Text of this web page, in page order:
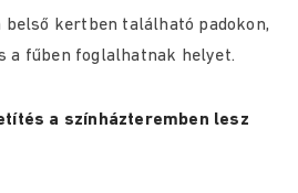
kertben található padokon,
a fűben foglalhatnak helyet.
a színházteremben lesz